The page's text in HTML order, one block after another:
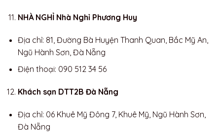
NHÀ NGHỈ Nhà Nghỉ Phương Huy
Địa chỉ: 81, Đường Bà Huyện Thanh Quan, Bắc Mỹ An,
Ngũ Hành Sơn, Đà Nẵng
Điện thoại: 090 512 34 56
Khách sạn DTT2B Đà Nẵng
Địa chỉ: 06 Khuê Mỹ Đông 7, Khuê Mỹ, Ngũ Hành Sơn,
Đà Nẵng